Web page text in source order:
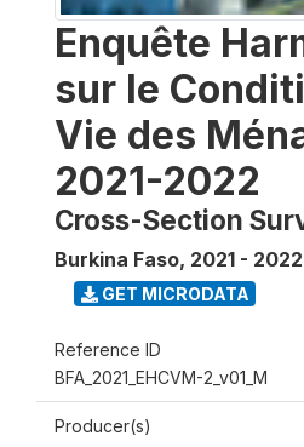
Enquête
sur le
Vie des
2021-2022
Cross-Section
Burkina Faso, 2021 - 2022
GET MICRODATA
Reference ID
BFA_2021_EHCVM-2_v01_M
Producer(s)